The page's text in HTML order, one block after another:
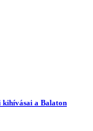
a Balaton